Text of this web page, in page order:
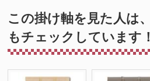
この掛け軸を見た人は
もチェックしています！